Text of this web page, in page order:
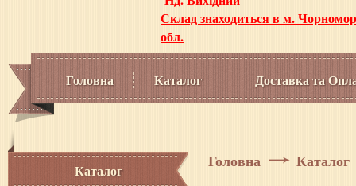
Склад знаходиться в м.
обл.
Головна Каталог Доставка та
Каталог Головна Каталог